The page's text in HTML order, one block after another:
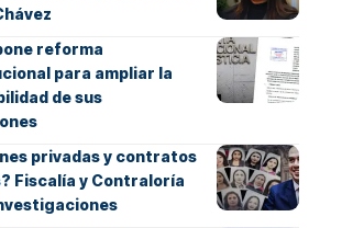
reforma
para ampliar la
de sus
privadas y contratos
Fiscalía y Contraloría